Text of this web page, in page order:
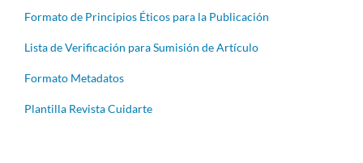
Formato de Principios Éticos para la Publicación
Lista de Verificación para Sumisión de Artículo
Formato Metadatos
Plantilla Revista Cuidarte